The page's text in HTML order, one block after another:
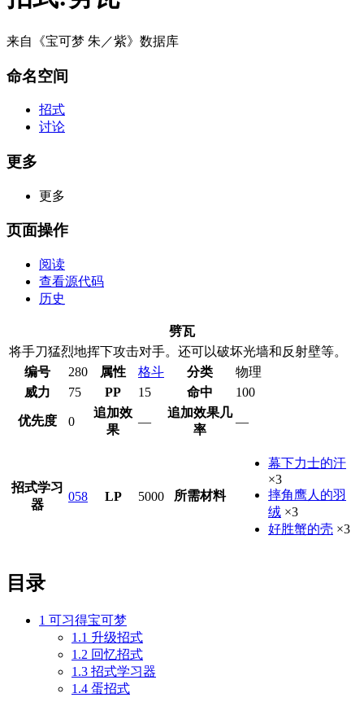
来自《宝可梦 朱／紫》数据库
命名空间
招式
讨论
更多
更多
页面操作
阅读
查看源代码
历史
劈瓦
将手刀猛烈地挥下攻击对手。还可以破坏光墙和反射壁等。
编号
280 属性 格斗 分类
物理
威力
75 PP 15 命中 100
优先度 0
追加效
果
—
追加效果几
率
—
招式学习
器
058 LP 5000 所需材料
幕下力士的汗
×3
摔角鹰人的羽
绒 ×3
好胜蟹的壳 ×3
目录
1 可习得宝可梦
1.1 升级招式
1.2 回忆招式
1.3 招式学习器
1.4 蛋招式